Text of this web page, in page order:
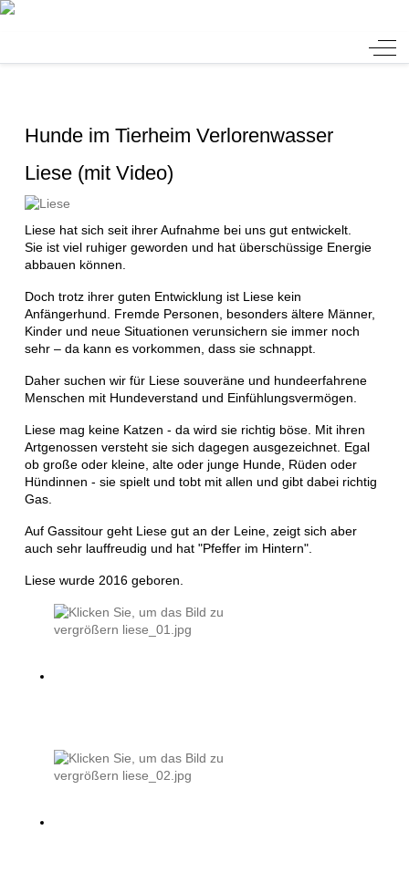
Off-
Hunde im Tierheim Verlorenwasser
Liese (mit Video)
Liese hat sich seit ihrer Aufnahme bei uns gut entwickelt.
Sie ist viel ruhiger geworden und hat überschüssige Energie
abbauen können.
Doch trotz ihrer guten Entwicklung ist Liese kein
Anfängerhund. Fremde Personen, besonders ältere Männer,
Kinder und neue Situationen verunsichern sie immer noch
sehr – da kann es vorkommen, dass sie schnappt.
Daher suchen wir für Liese souveräne und hundeerfahrene
Menschen mit Hundeverstand und Einfühlungsvermögen.
Liese mag keine Katzen - da wird sie richtig böse. Mit ihren
Artgenossen versteht sie sich dagegen ausgezeichnet. Egal
ob große oder kleine, alte oder junge Hunde, Rüden oder
Hündinnen - sie spielt und tobt mit allen und gibt dabei richtig
Gas.
Auf Gassitour geht Liese gut an der Leine, zeigt sich aber
auch sehr lauffreudig und hat "Pfeffer im Hintern".
Liese wurde 2016 geboren.